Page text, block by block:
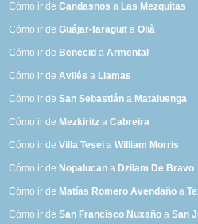
Cómo ir deCandasnos a Las Mezquitas
Cómo ir deGuájar-faragüit aOlià
Cómo ir de Benecid aArmental
Cómo ir deAvilés a Llamas
Cómo ir deSan Sebastián a Mataluenga
Cómo ir de Mezkiritz aCabreira
Cómo ir deVilla Tesei aWilliam Morris
Cómo ir de Nopalucan a Dzilam De Bravo
Cómo ir de Matías Romero Avendaño a
Cómo ir deSan Francisco Nuxaño aSan